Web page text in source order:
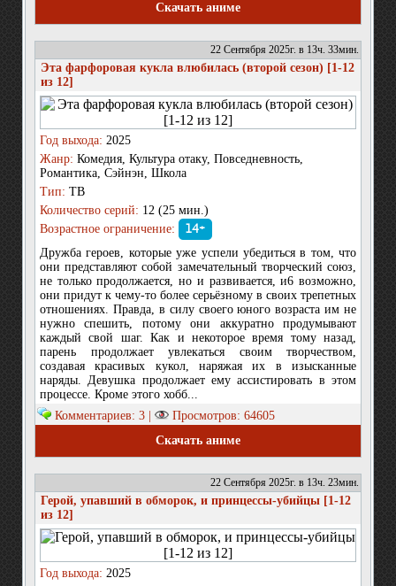
Скачать аниме
22 Сентября 2025г. в 13ч. 33мин.
Эта фарфоровая кукла влюбилась (второй сезон) [1-12
из 12]
Год выхода: 2025
Жанр: Комедия, Культура отаку, Повседневность,
Романтика, Сэйнэн, Школа
Тип: ТВ
Количество серий: 12 (25 мин.)
Возрастное ограничение:
14+
Дружба героев, которые уже успели убедиться в том, что
они представляют собой замечательный творческий союз,
не только продолжается, но и развивается, и6 возможно,
они придут к чему-то более серьёзному в своих трепетных
отношениях. Правда, в силу своего юного возраста им не
нужно спешить, потому они аккуратно продумывают
каждый свой шаг. Как и некоторое время тому назад,
парень продолжает увлекаться своим творчеством,
создавая красивых кукол, наряжая их в изысканные
наряды. Девушка продолжает ему ассистировать в этом
процессе. Кроме этого хобб...
Комментариев: 3 |
Просмотров: 64605
Скачать аниме
22 Сентября 2025г. в 13ч. 23мин.
Герой, упавший в обморок, и принцессы-убийцы [1-12
из 12]
Год выхода: 2025